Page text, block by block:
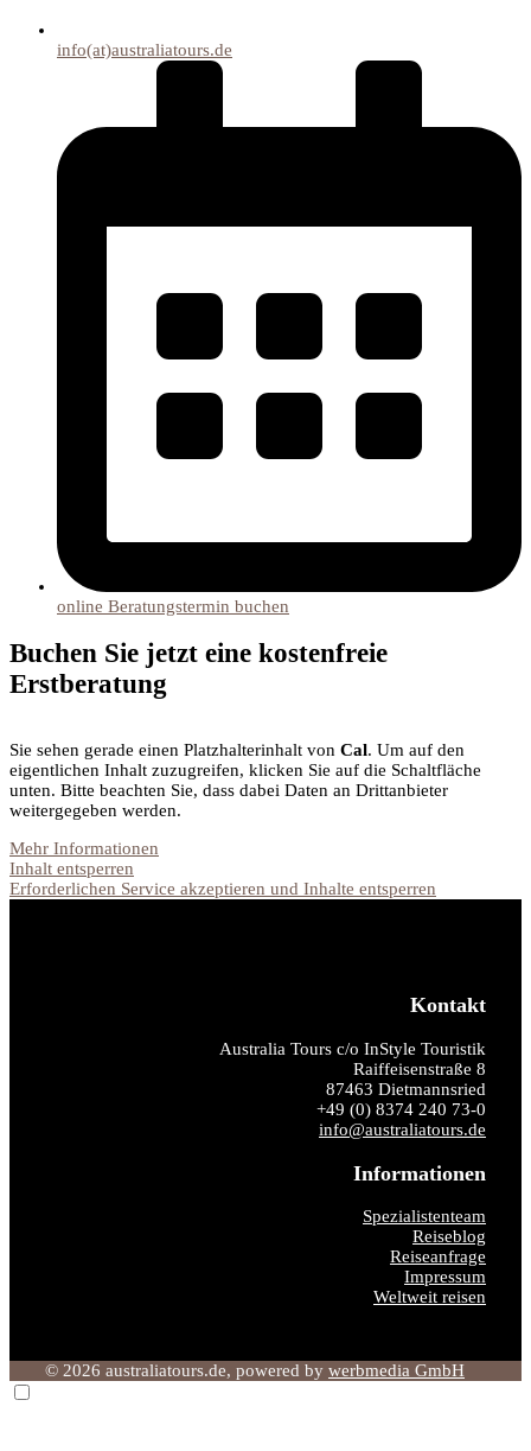
info(at)australiatours.de
online Beratungstermin buchen
Buchen Sie jetzt eine kostenfreie
Erstberatung
Sie sehen gerade einen Platzhalterinhalt von Cal. Um auf den
eigentlichen Inhalt zuzugreifen, klicken Sie auf die Schaltfläche
unten. Bitte beachten Sie, dass dabei Daten an Drittanbieter
weitergegeben werden.
Mehr Informationen
Inhalt entsperren
Erforderlichen Service akzeptieren und Inhalte entsperren
Kontakt
Australia Tours c/o InStyle Touristik
Raiffeisenstraße 8
87463 Dietmannsried
+49 (0) 8374 240 73-0
info@australiatours.de
Informationen
Spezialistenteam
Reiseblog
Reiseanfrage
Impressum
Weltweit reisen
© 2026 australiatours.de, powered by werbmedia GmbH